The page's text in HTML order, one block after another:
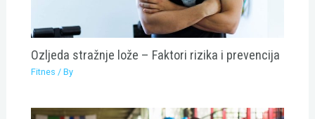
Ozljeda stražnje lože – Faktori rizika i prevencija
Fitnes / By